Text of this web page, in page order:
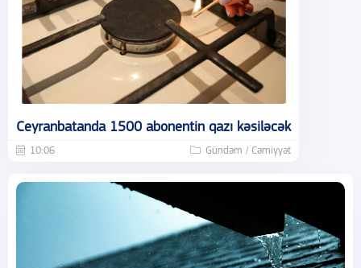
Ceyranbatanda 1500 abonentin qazı kəsiləcək
10:06 Gündəm / Cəmiyyət